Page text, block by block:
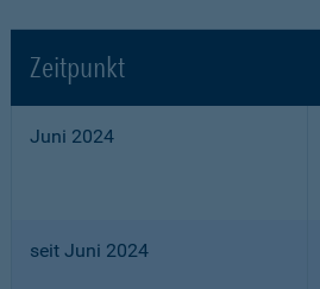
Zeitpunkt
Juni 2024
seit Juni 2024